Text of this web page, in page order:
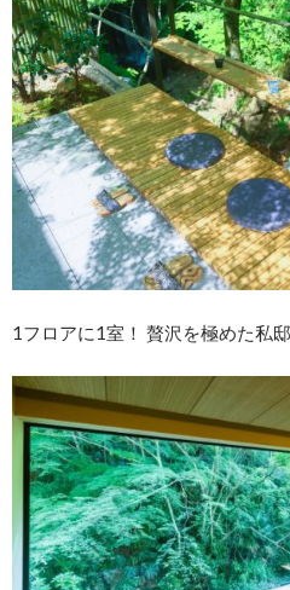
1フロアに1室！ 贅沢を極めた私